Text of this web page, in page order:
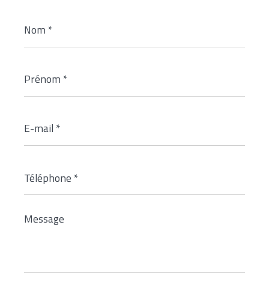
*
*
mail
*
*
Message